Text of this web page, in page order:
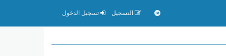
التسجيل تسجيل الدخول